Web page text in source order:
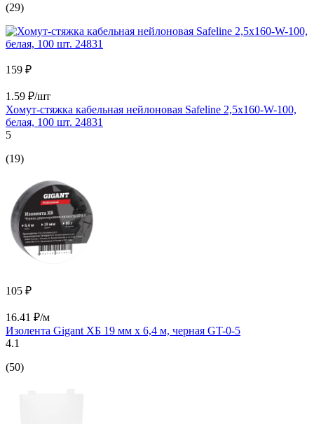
(29)
159 ₽
1.59 ₽/шт
Хомут-стяжка кабельная нейлоновая Safeline 2,5x160-W-100,
белая, 100 шт. 24831
5
(19)
105 ₽
16.41 ₽/м
Изолента Gigant ХБ 19 мм х 6,4 м, черная GT-0-5
4.1
(50)